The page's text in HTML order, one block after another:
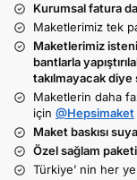
Kurumsal fatura
Maketlerimiz tek
Maketlerimiz
bantlarla
takılmayacak diye
Maketlerin daha
için @Hepsimaket
Maket baskısı
Özel sağlam
Türkiye’ nin her